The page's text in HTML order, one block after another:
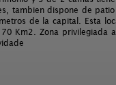
tambien dispone de
de la capital. Esta
Km2. Zona privilegiada